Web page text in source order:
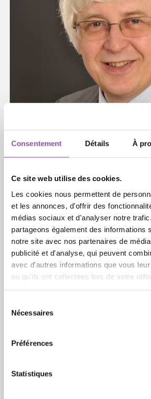
Consentement Détails À
Ce site web utilise des cookies.
Les cookies nous permettent de
et les annonces, d'offrir des
médias sociaux et d'analyser notre
partageons également des informations
notre site avec nos partenaires de
publicité et d'analyse, qui peuvent
avec d'autres informations que vous
ou qu'ils ont collectées lors de votre
Nécessaires
Préférences
Statistiques